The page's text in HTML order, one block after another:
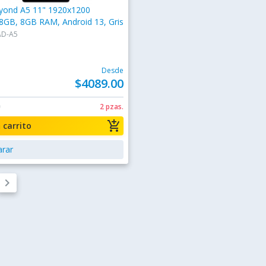
A5 11" 1920x1200
8GB RAM, Android 13, Gris
A5
Desde
$4089.00
2 pzas.
add_shopping_cart
carrito
keyboard_arrow_right